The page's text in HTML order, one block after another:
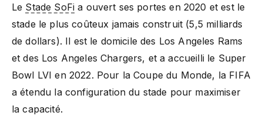
Le Stade SoFi a ouvert ses portes en 2020 et est le
stade le plus coûteux jamais construit (5,5 milliards
de dollars). Il est le domicile des Los Angeles Rams
et des Los Angeles Chargers, et a accueilli le Super
Bowl LVI en 2022. Pour la Coupe du Monde, la FIFA
a étendu la configuration du stade pour maximiser
la capacité.